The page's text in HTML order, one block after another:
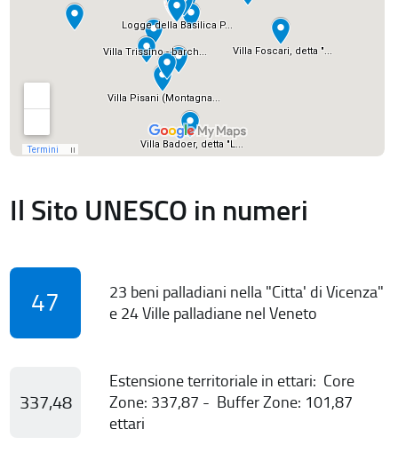
Il Sito UNESCO in numeri
47
23 beni palladiani nella "Citta' di Vicenza"
e 24 Ville palladiane nel Veneto
337,48
Estensione territoriale in ettari: Core
Zone: 337,87 - Buffer Zone: 101,87
ettari